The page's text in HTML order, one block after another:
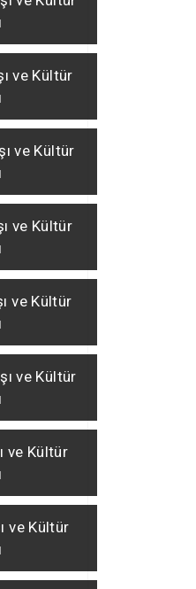
ve Kültür
ve Kültür
ve Kültür
ve Kültür
ve Kültür
ve Kültür
ve Kültür